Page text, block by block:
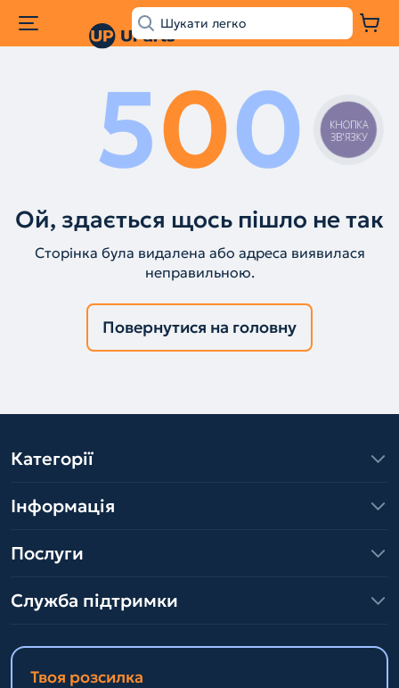
500
Ой, здається щось пішло не так
Сторінка була видалена або адреса виявилася
неправильною.
Повернутися на головну
Категорії
Інформація
Послуги
Служба підтримки
Твоя розсилка
КНОПКА
ЗВ'ЯЗКУ